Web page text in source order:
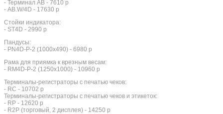
- Терминал АВ - 7610 р
- AB.W/4D - 17630 р
Стойки индикатора:
- ST4D - 2990 р
Пандусы:
- PN4D-P-2 (1000х490) - 6980 р
Рама для приямка к врезным весам:
- RM4D-P-2 (1250х1000) - 10960 р
Терминалы-регистраторы с печатью чеков:
- RC - 10702 р
Терминалы-регистраторы с печатью чеков и этикеток:
- RP - 12620 р
- R2P (торговый, 2 дисплея) - 14250 р